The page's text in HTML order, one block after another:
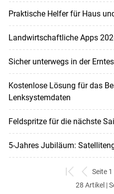
Praktische Helfer für Haus
Landwirtschaftliche Apps
Sicher unterwegs in der
Kostenlose Lösung für das
Lenksystemdaten
Feldspritze für die nächste
5-Jahres Jubiläum:
zum
ersten
zurück
zum
Seite
28 Artikel |